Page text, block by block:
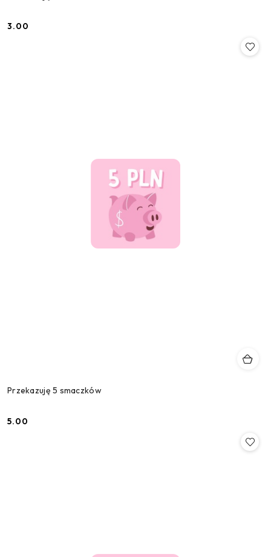
Cena:
3.00
Przekazuję 5 smaczków
Cena:
5.00